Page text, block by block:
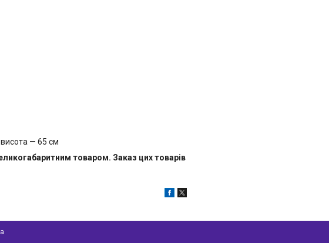
— 65 см
товаром. Заказ цих товарів